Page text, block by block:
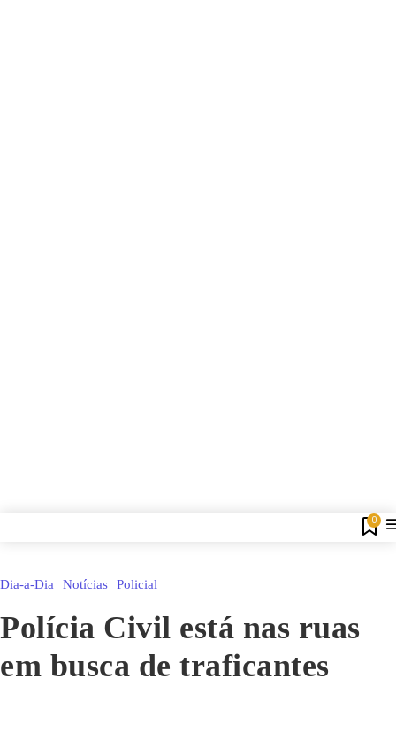
0
Dia-a-Dia Notícias Policial
Polícia Civil está nas ruas
em busca de traficantes